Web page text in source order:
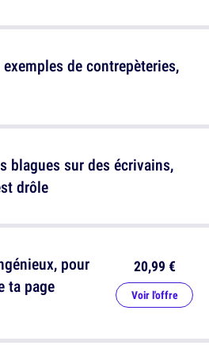
blagues sur des écrivains,
drôle
de contrepèteries,
pour
ta page
20,99 €
Voir l'offre